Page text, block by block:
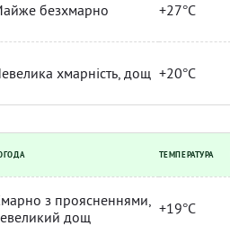
безхмарно +27°C
хмарність, дощ +20°C
ТЕМПЕРАТУРА
з проясненнями,
дощ
+19°C